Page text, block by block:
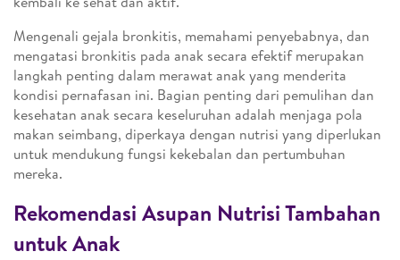
Mengenali gejala bronkitis, memahami penyebabnya, dan
mengatasi bronkitis pada anak secara efektif merupakan
langkah penting dalam merawat anak yang menderita
kondisi pernafasan ini. Bagian penting dari pemulihan dan
kesehatan anak secara keseluruhan adalah menjaga pola
makan seimbang, diperkaya dengan nutrisi yang diperlukan
untuk mendukung fungsi kekebalan dan pertumbuhan
mereka.
Rekomendasi Asupan Nutrisi Tambahan
untuk Anak